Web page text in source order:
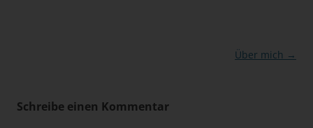
Über mich →
Schreibe einen Kommentar